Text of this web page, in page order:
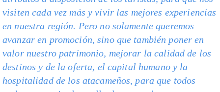
visiten cada vez más y vivir las mejores experiencias
en nuestra región. Pero no solamente queremos
avanzar en promoción, sino que también poner en
valor nuestro patrimonio, mejorar la calidad de los
destinos y de la oferta, el capital humano y la
hospitalidad de los atacameños, para que todos